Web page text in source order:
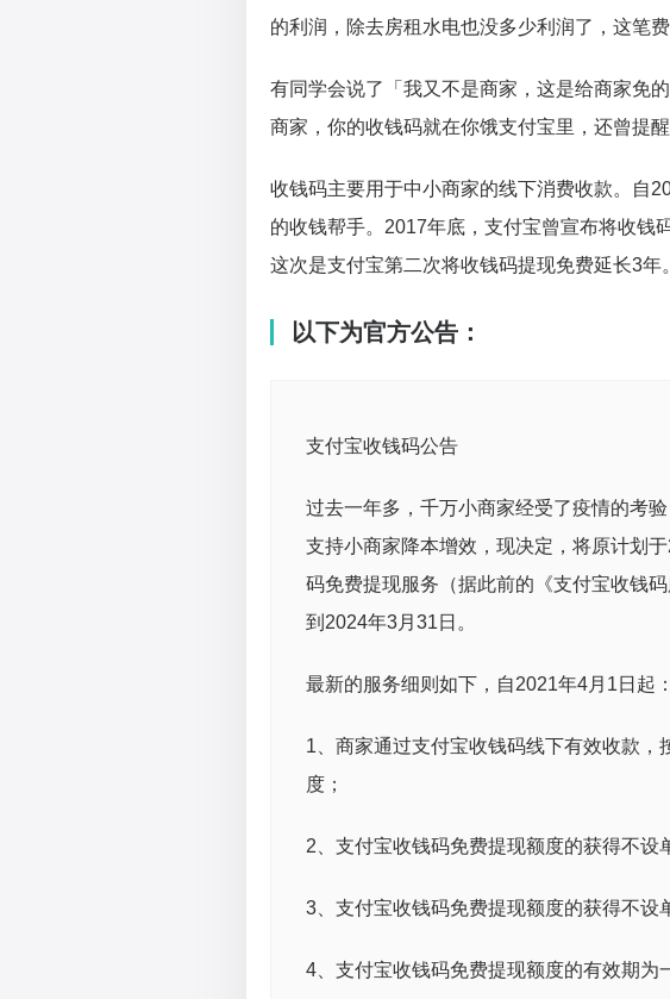
的利润，除去房租水电也没多少利润了，这笔
有同学会说了「我又不是商家，这是给商家免
商家，你的收钱码就在你饿支付宝里，还曾提
收钱码主要用于中小商家的线下消费收款。自
的收钱帮手。2017年底，支付宝曾宣布将收钱
这次是支付宝第二次将收钱码提现免费延长3年。
以下为官方公告：
支付宝收钱码公告
过去一年多，千万小商家经受了疫情的考
支持小商家降本增效，现决定，将原计划
码免费提现服务（据此前的《支付宝收钱
到2024年3月31日。
最新的服务细则如下，自2021年4月1日起：
1、商家通过支付宝收钱码线下有效收款，
度；
2、支付宝收钱码免费提现额度的获得不设
3、支付宝收钱码免费提现额度的获得不设
4、支付宝收钱码免费提现额度的有效期为